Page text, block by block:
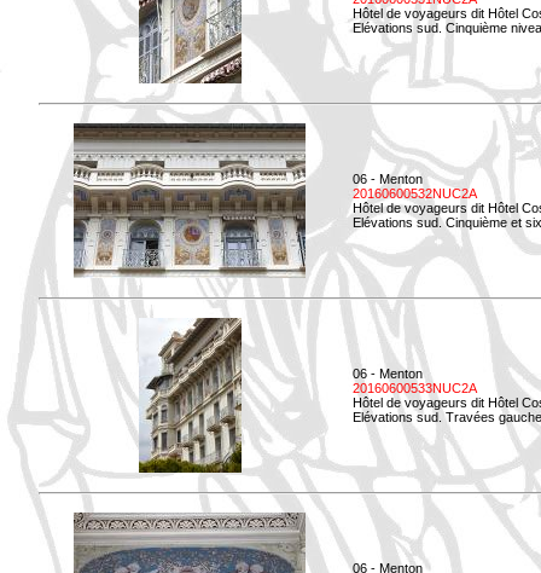
Hôtel de voyageurs dit Hôtel
Elévations sud. Cinquième
06 - Menton
20160600532NUC2A
Hôtel de voyageurs dit Hôtel
Elévations sud. Cinquième et
06 - Menton
20160600533NUC2A
Hôtel de voyageurs dit Hôtel
Elévations sud. Travées
06 - Menton